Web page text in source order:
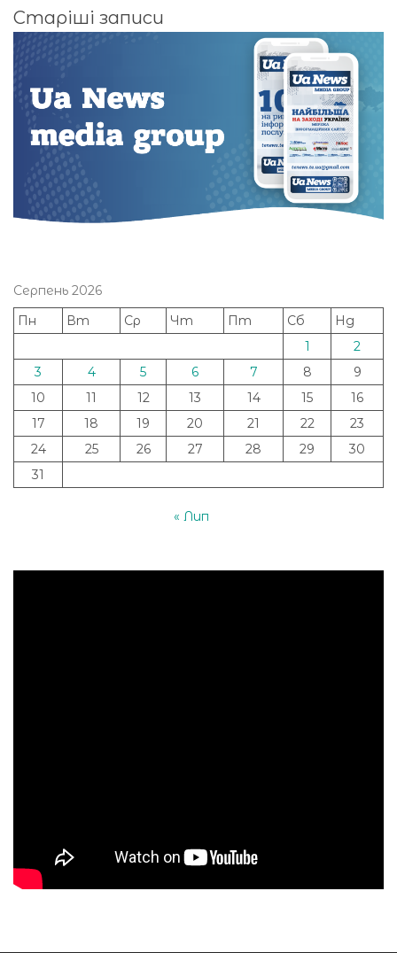
Навігація
за
Старіші записи
Серпень 2026
Пн
Вт Ср Чт Пт Сб
Нд
1
2
3
4 5 6 7 8
9
10
11 12 13 14 15
16
17
18 19 20 21 22
23
24
25 26 27 28 29
30
31
« Лип